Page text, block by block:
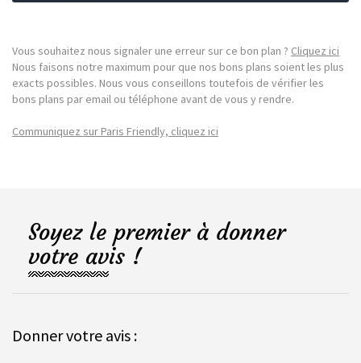
Vous souhaitez nous signaler une erreur sur ce bon plan ? Cliquez ici
Nous faisons notre maximum pour que nos bons plans soient les plus
exacts possibles. Nous vous conseillons toutefois de vérifier les
bons plans par email ou téléphone avant de vous y rendre.
Communiquez sur Paris Friendly, cliquez ici
Soyez le premier à donner
votre avis !
Donner votre avis :